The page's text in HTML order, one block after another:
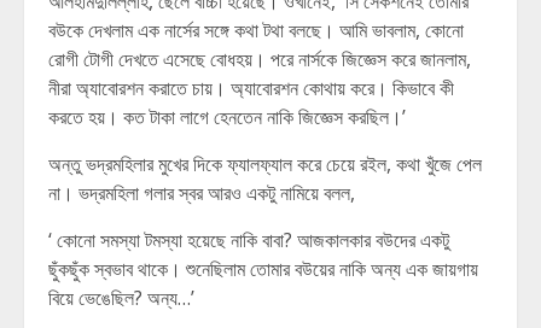
বউকে দেখলাম এক নার্সের সঙ্গে কথা টথা বলছে। আমি ভাবলাম, কোনো
রোগী টোগী দেখতে এসেছে বোধহয়। পরে নার্সকে জিজ্ঞেস করে জানলাম,
নীরা অ্যাবোরশন করাতে চায়। অ্যাবোরশন কোথায় করে। কিভাবে কী
করতে হয়। কত টাকা লাগে হেনতেন নাকি জিজ্ঞেস করছিল।’
অন্তু ভদ্রমহিলার মুখের দিকে ফ্যালফ্যাল করে চেয়ে রইল, কথা খুঁজে পেল
না। ভদ্রমহিলা গলার স্বর আরও একটু নামিয়ে বলল,
‘ কোনো সমস্যা টমস্যা হয়েছে নাকি বাবা? আজকালকার বউদের একটু
ছুঁকছুঁক স্বভাব থাকে। শুনেছিলাম তোমার বউয়ের নাকি অন্য এক জায়গায়
বিয়ে ভেঙেছিল? অন্য…’